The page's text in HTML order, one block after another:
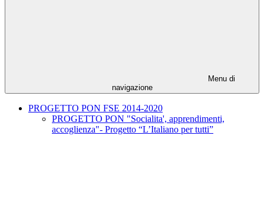
Menu di
navigazione
PROGETTO PON FSE 2014-2020
PROGETTO PON "Socialita', apprendimenti,
accoglienza"- Progetto “L’Italiano per tutti”